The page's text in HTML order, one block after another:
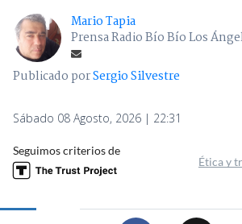
Mario Tapia
Prensa Radio Bío Bío Los
Publicado porSergio Silvestre
Sábado 08 Agosto, 2026 | 22:31
Seguimos criterios de
Ética y